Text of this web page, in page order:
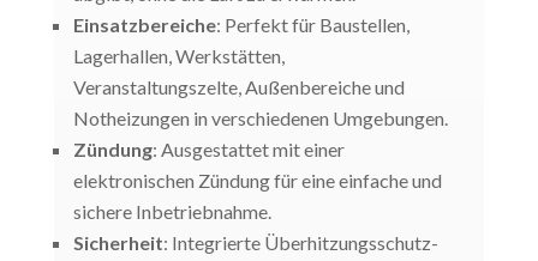
Einsatzbereiche: Perfekt für Baustellen,
Lagerhallen, Werkstätten,
Veranstaltungszelte, Außenbereiche und
Notheizungen in verschiedenen Umgebungen.
Zündung: Ausgestattet mit einer
elektronischen Zündung für eine einfache und
sichere Inbetriebnahme.
Sicherheit: Integrierte Überhitzungsschutz-